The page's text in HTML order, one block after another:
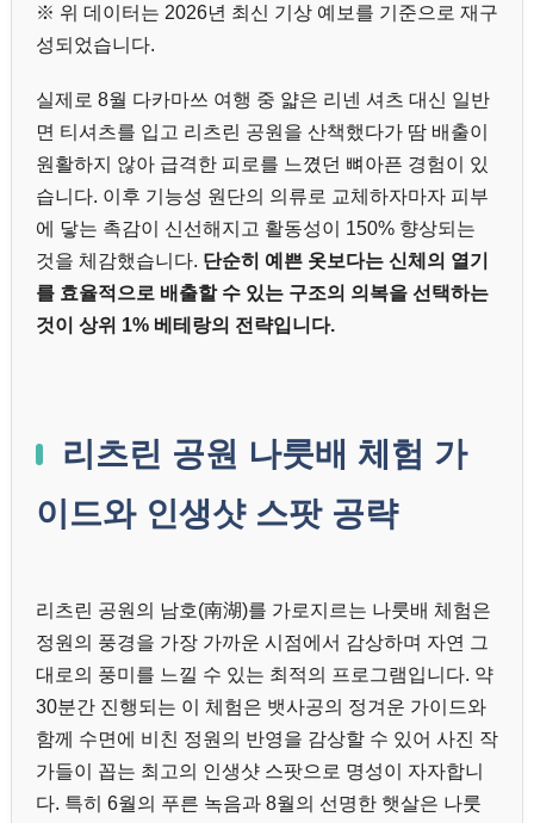
※ 위 데이터는 2026년 최신 기상 예보를 기준으로 재구
성되었습니다.
실제로 8월 다카마쓰 여행 중 얇은 리넨 셔츠 대신 일반
면 티셔츠를 입고 리츠린 공원을 산책했다가 땀 배출이
원활하지 않아 급격한 피로를 느꼈던 뼈아픈 경험이 있
습니다. 이후 기능성 원단의 의류로 교체하자마자 피부
에 닿는 촉감이 신선해지고 활동성이 150% 향상되는
것을 체감했습니다. 단순히 예쁜 옷보다는 신체의 열기
를 효율적으로 배출할 수 있는 구조의 의복을 선택하는
것이 상위 1% 베테랑의 전략입니다.
리츠린 공원 나룻배 체험 가
이드와 인생샷 스팟 공략
리츠린 공원의 남호(南湖)를 가로지르는 나룻배 체험은
정원의 풍경을 가장 가까운 시점에서 감상하며 자연 그
대로의 풍미를 느낄 수 있는 최적의 프로그램입니다. 약
30분간 진행되는 이 체험은 뱃사공의 정겨운 가이드와
함께 수면에 비친 정원의 반영을 감상할 수 있어 사진 작
가들이 꼽는 최고의 인생샷 스팟으로 명성이 자자합니
다. 특히 6월의 푸른 녹음과 8월의 선명한 햇살은 나룻